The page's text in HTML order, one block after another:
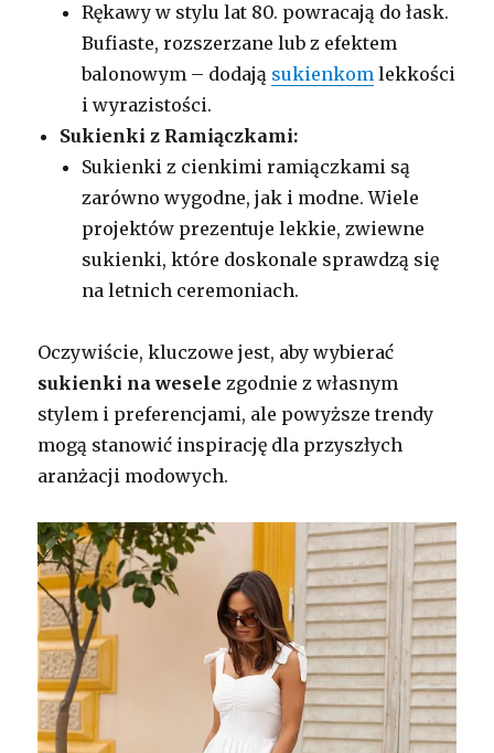
Rękawy w stylu lat 80. powracają do łask.
Bufiaste, rozszerzane lub z efektem
balonowym – dodają sukienkom lekkości
i wyrazistości.
Sukienki z Ramiączkami:
Sukienki z cienkimi ramiączkami są
zarówno wygodne, jak i modne. Wiele
projektów prezentuje lekkie, zwiewne
sukienki, które doskonale sprawdzą się
na letnich ceremoniach.
Oczywiście, kluczowe jest, aby wybierać
sukienki na wesele zgodnie z własnym
stylem i preferencjami, ale powyższe trendy
mogą stanowić inspirację dla przyszłych
aranżacji modowych.